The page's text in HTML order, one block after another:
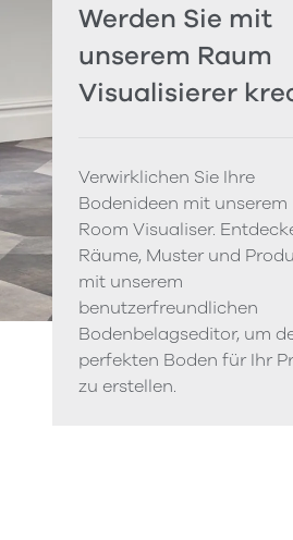
Werden Sie mit
unserem Raum
Visualisierer
Verwirklichen Sie Ihre
Bodenideen mit unserem
Room Visualiser.
Räume, Muster und
mit unserem
benutzerfreundlichen
Bodenbelagseditor, um
perfekten Boden für Ihr
zu erstellen.